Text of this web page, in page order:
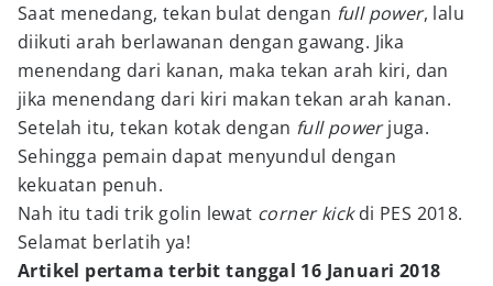
Saat menedang, tekan bulat dengan full power, lalu
diikuti arah berlawanan dengan gawang. Jika
menendang dari kanan, maka tekan arah kiri, dan
jika menendang dari kiri makan tekan arah kanan.
Setelah itu, tekan kotak dengan full powerjuga.
Sehingga pemain dapat menyundul dengan
kekuatan penuh.
Nah itu tadi trik golin lewat corner kickdi PES 2018.
Selamat berlatih ya!
Artikel pertama terbit tanggal 16 Januari 2018